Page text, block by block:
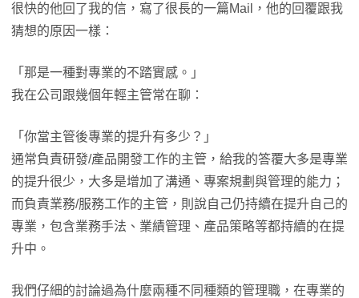
很快的他回了我的信，寫了很長的一篇Mail，他的回覆跟我
猜想的原因一樣：
「那是一種對專業的不踏實感。」
我在公司跟幾個年輕主管常在聊：
「你當主管後專業的提升有多少？」
通常負責研發/產品開發工作的主管，給我的答覆大多是專業
的提升很少，大多是增加了溝通、專案規劃與管理的能力；
而負責業務/服務工作的主管，則說自己仍持續在提升自己的
專業，包含業務手法、業績管理、產品策略等都持續的在提
升中。
我們仔細的討論過為什麼兩種不同種類的管理職，在專業的